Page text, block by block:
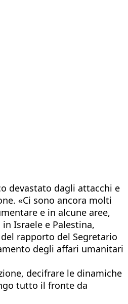
devastato dagli attacchi e
«Ci sono ancora molti
e in alcune aree,
Israele e Palestina,
rapporto del Segretario
degli affari umanitari
decifrare le dinamiche
tutto il fronte da